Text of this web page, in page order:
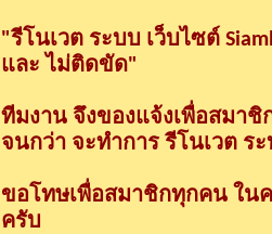
"รีโนเวต ระบบ เว็บไซต์
และ ไม่ติดขัด"
ทีมงาน จึงของแจ้งเพื่อสมาชิ
จนกว่า จะทำการ รีโนเวต ร
ขอโทษเพื่อสมาชิกทุกคน ใน
ครับ